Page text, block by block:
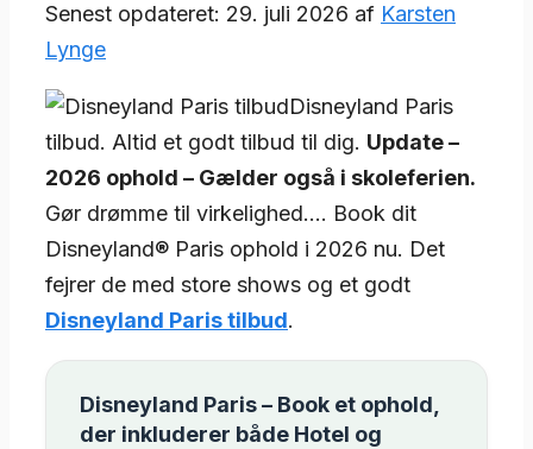
Senest opdateret: 29. juli 2026 af Karsten
Lynge
Disneyland Paris
tilbud. Altid et godt tilbud til dig. Update –
2026 ophold – Gælder også i skoleferien.
Gør drømme til virkelighed…. Book dit
Disneyland® Paris ophold i 2026 nu. Det
fejrer de med store shows og et godt
Disneyland Paris tilbud.
Disneyland Paris – Book et ophold,
der inkluderer både Hotel og